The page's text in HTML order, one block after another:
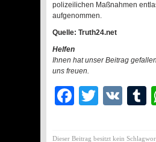
polizeilichen Maßnahmen
aufgenommen.
Quelle: Truth24.net
Helfen
Ihnen hat unser Beitrag
uns freuen.
Twitter
VK
Dieser Beitrag besitzt kein